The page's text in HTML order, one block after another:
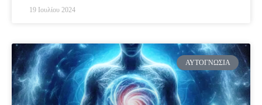
19 Ιουλίου 2024
ΑΥΤΟΓΝΩΣΊΑ